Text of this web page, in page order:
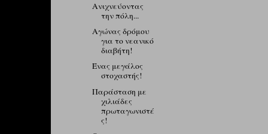
Ανιχνεύοντας
την πόλη...
Αγώνας δρόμου
για το νεανικό
διαβήτη!
Ένας μεγάλος
στοχαστής!
Παράσταση με
χιλιάδες
πρωταγωνιστέ
ς!